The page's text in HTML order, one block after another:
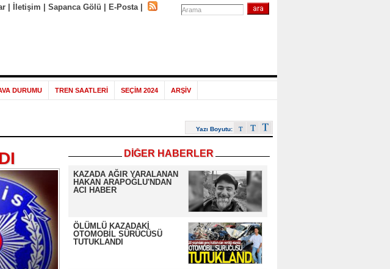
| İletişim Sapanca Gölü E-Posta|
DURUMU TREN SAATLERİ SEÇİM 2024 ARŞİV
Yazı Boyutu:
DİĞER HABERLER
KAZADA AĞIR YARALANAN
HAKAN ARAPOĞLU'NDAN
ACI HABER
ÖLÜMLÜ KAZADAKİ
OTOMOBİL SÜRÜCÜSÜ
TUTUKLANDI